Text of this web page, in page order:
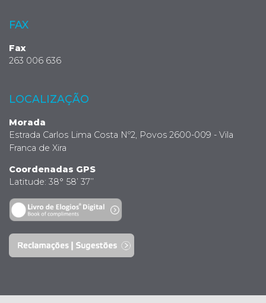
FAX
Fax
263 006 636
LOCALIZAÇÃO
Morada
Estrada Carlos Lima Costa Nº2, Povos 2600-009 - Vila
Franca de Xira
Coordenadas GPS
Latitude: 38° 58’ 37’’